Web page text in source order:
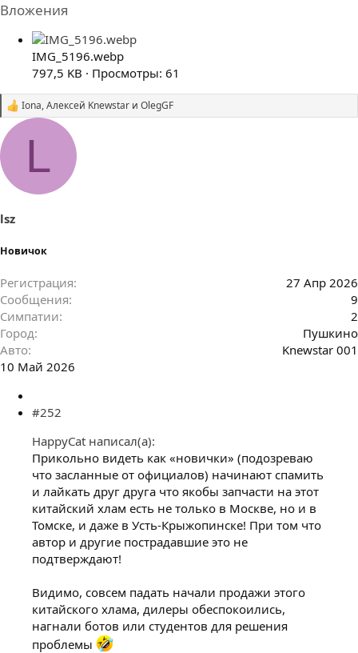
Вложения
IMG_5196.webp
797,5 KB · Просмотры: 61
С
м
т
и
Iona,Алексей Knewstar и OlegGF
L
lsz
Новичок
Регистрация
27 Апр 2026
Сообщения
9
Симпатии
2
Город
Пушкино
Авто
Knewstar 001
10 Май 2026
#252
HappyCat написал(а):
Прикольно видеть как «новички» (подозреваю
что засланные от официалов) начинают спамить
и лайкать друг друга что якобы запчасти на этот
китайский хлам есть не только в Москве, но и в
Томске, и даже в Усть-Крыжопинске! При том что
автор и другие пострадавшие это не
подтверждают!
Видимо, совсем падать начали продажи этого
китайского хлама, дилеры обеспокоились,
нагнали ботов или студентов для решения
проблемы